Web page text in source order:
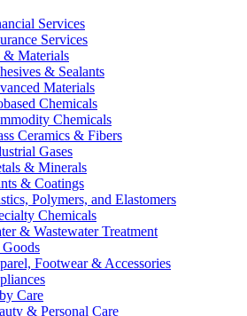
Services
Services
& Materials
& Sealants
Materials
Chemicals
Chemicals
Ceramics & Fibers
Gases
& Minerals
& Coatings
Polymers, and Elastomers
Chemicals
& Wastewater Treatment
Footwear & Accessories
Care
& Personal Care